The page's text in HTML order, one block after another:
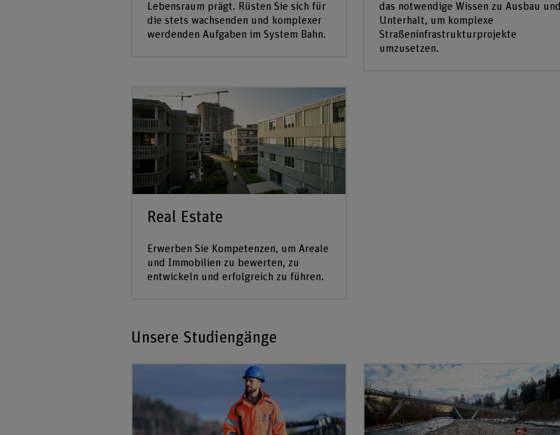
Lebensraum prägt. Rüsten Sie sich für
die stets wachsenden und komplexer
werdenden Aufgaben im System Bahn.
das notwendige Wissen zu Ausbau und
Unterhalt, um komplexe
Straßeninfrastrukturprojekte
umzusetzen.
Real Estate
Erwerben Sie Kompetenzen, um Areale
und Immobilien zu bewerten, zu
entwickeln und erfolgreich zu führen.
Unsere Studiengänge